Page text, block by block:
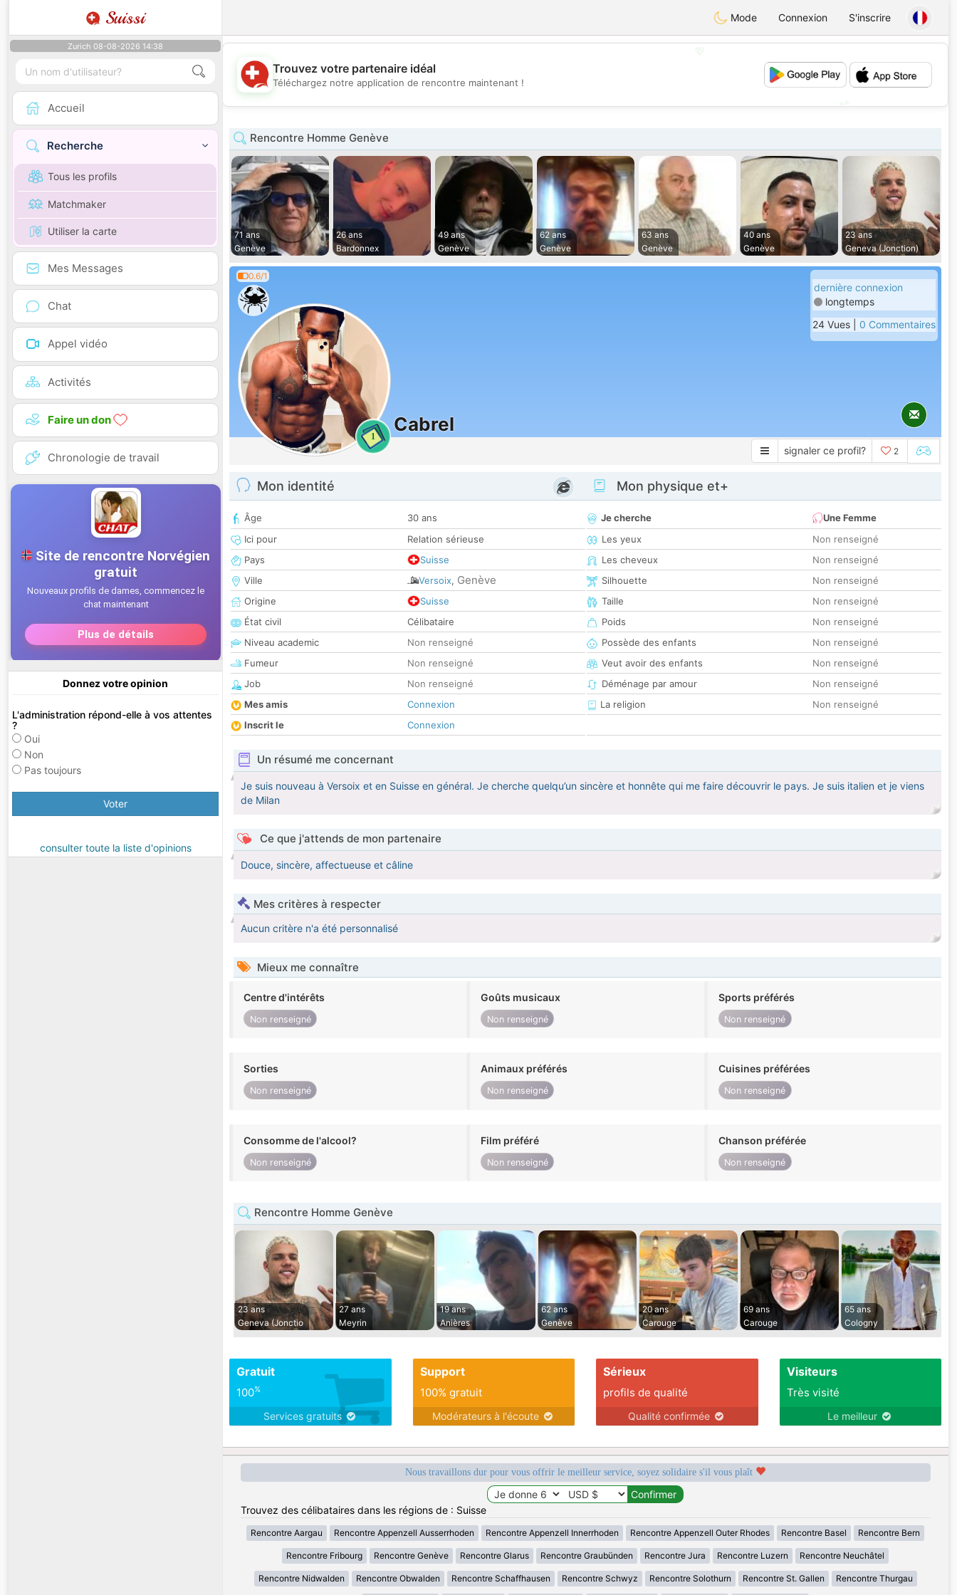
Suissi Mode Connexion S'inscrire
Zurich 08-08-2026 14:38
Accueil
Recherche
Tous les profils
Matchmaker
Utiliser la carte
Mes Messages
Chat
Appel vidéo
Activités
Faire un don
Chronologie de travail
Donnez votre opinion
L'administration répond-elle à vos attentes
?
Oui
Non
Pas toujours
Voter
consulter toute la liste d'opinions
💖
💕
Trouvez votre partenaire idéal
Téléchargez notre application de rencontre maintenant !
Rencontre Homme Genève
71 ans
Genève
26 ans
Bardonnex
49 ans
Genève
62 ans
Genève
63 ans
Genève
40 ans
Genève
23 ans
Geneva (Jonction)
0.6/1
1
Cabrel
dernière connexion
longtemps
24 Vues | 0 Commentaires
signaler ce profil? 2
Mon identité
Âge
30 ans
Ici pour
Relation sérieuse
Pays
Suisse
Ville
Versoix, Genève
Origine
Suisse
État civil
Célibataire
Niveau academic
Non renseigné
Fumeur
Non renseigné
Job
Non renseigné
Mes amis
Connexion
Inscrit le
Connexion
Mon physique et+
Je cherche
Une Femme
Les yeux
Non renseigné
Les cheveux
Non renseigné
Silhouette
Non renseigné
Taille
Non renseigné
Poids
Non renseigné
Possède des enfants
Non renseigné
Veut avoir des enfants
Non renseigné
Déménage par amour
Non renseigné
La religion
Non renseigné
Un résumé me concernant
Je suis nouveau à Versoix et en Suisse en général. Je cherche quelqu’un sincère et honnête qui me faire découvrir le pays. Je suis italien et je viens
de Milan
Ce que j'attends de mon partenaire
Douce, sincère, affectueuse et câline
Mes critères à respecter
Aucun critère n'a été personnalisé
Mieux me connaître
Centre d'intérêts
Non renseigné
Goûts musicaux
Non renseigné
Sports préférés
Non renseigné
Sorties
Non renseigné
Animaux préférés
Non renseigné
Cuisines préférées
Non renseigné
Consomme de l'alcool?
Non renseigné
Film préféré
Non renseigné
Chanson préférée
Non renseigné
Rencontre Homme Genève
23 ans
Geneva (Jonctio
27 ans
Meyrin
19 ans
Anières
62 ans
Genève
20 ans
Carouge
69 ans
Carouge
65 ans
Cologny
Gratuit
100%
Services gratuits
Support
100% gratuit
Modérateurs à l'écoute
Sérieux
profils de qualité
Qualité confirmée
Visiteurs
Très visité
Le meilleur
Nous travaillons dur pour vous offrir le meilleur service, soyez solidaire s'il vous plaît
Trouvez des célibataires dans les régions de : Suisse
Rencontre Aargau Rencontre Appenzell Ausserrhoden Rencontre Appenzell Innerrhoden Rencontre Appenzell Outer Rhodes Rencontre Basel Rencontre Bern
Rencontre Fribourg Rencontre Genève Rencontre Glarus Rencontre Graubünden Rencontre Jura Rencontre Luzern Rencontre Neuchâtel
Rencontre Nidwalden Rencontre Obwalden Rencontre Schaffhausen Rencontre Schwyz Rencontre Solothurn Rencontre St. Gallen Rencontre Thurgau